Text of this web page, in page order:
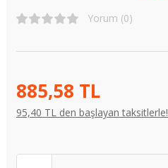
Yorum (0)
885,58 TL
95,40 TL den başlayan taksitlerle!